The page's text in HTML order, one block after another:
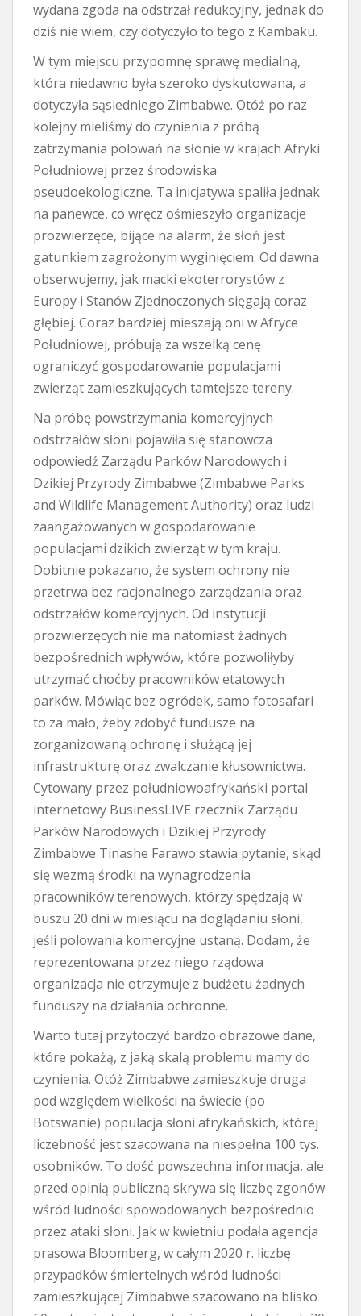
wydana zgoda na odstrzał redukcyjny, jednak do
dziś nie wiem, czy dotyczyło to tego z Kambaku.
W tym miejscu przypomnę sprawę medialną,
która niedawno była szeroko dyskutowana, a
dotyczyła sąsiedniego Zimbabwe. Otóż po raz
kolejny mieliśmy do czynienia z próbą
zatrzymania polowań na słonie w krajach Afryki
Południowej przez środowiska
pseudoekologiczne. Ta inicjatywa spaliła jednak
na panewce, co wręcz ośmieszyło organizacje
prozwierzęce, bijące na alarm, że słoń jest
gatunkiem zagrożonym wyginięciem. Od dawna
obserwujemy, jak macki ekoterrorystów z
Europy i Stanów Zjednoczonych sięgają coraz
głębiej. Coraz bardziej mieszają oni w Afryce
Południowej, próbują za wszelką cenę
ograniczyć gospodarowanie populacjami
zwierząt zamieszkujących tamtejsze tereny.
Na próbę powstrzymania komercyjnych
odstrzałów słoni pojawiła się stanowcza
odpowiedź Zarządu Parków Narodowych i
Dzikiej Przyrody Zimbabwe (Zimbabwe Parks
and Wildlife Management Authority) oraz ludzi
zaangażowanych w gospodarowanie
populacjami dzikich zwierząt w tym kraju.
Dobitnie pokazano, że system ochrony nie
przetrwa bez racjonalnego zarządzania oraz
odstrzałów komercyjnych. Od instytucji
prozwierzęcych nie ma natomiast żadnych
bezpośrednich wpływów, które pozwoliłyby
utrzymać choćby pracowników etatowych
parków. Mówiąc bez ogródek, samo fotosafari
to za mało, żeby zdobyć fundusze na
zorganizowaną ochronę i służącą jej
infrastrukturę oraz zwalczanie kłusownictwa.
Cytowany przez południowoafrykański portal
internetowy BusinessLIVE rzecznik Zarządu
Parków Narodowych i Dzikiej Przyrody
Zimbabwe Tinashe Farawo stawia pytanie, skąd
się wezmą środki na wynagrodzenia
pracowników terenowych, którzy spędzają w
buszu 20 dni w miesiącu na doglądaniu słoni,
jeśli polowania komercyjne ustaną. Dodam, że
reprezentowana przez niego rządowa
organizacja nie otrzymuje z budżetu żadnych
funduszy na działania ochronne.
Warto tutaj przytoczyć bardzo obrazowe dane,
które pokażą, z jaką skalą problemu mamy do
czynienia. Otóż Zimbabwe zamieszkuje druga
pod względem wielkości na świecie (po
Botswanie) populacja słoni afrykańskich, której
liczebność jest szacowana na niespełna 100 tys.
osobników. To dość powszechna informacja, ale
przed opinią publiczną skrywa się liczbę zgonów
wśród ludności spowodowanych bezpośrednio
przez ataki słoni. Jak w kwietniu podała agencja
prasowa Bloomberg, w całym 2020 r. liczbę
przypadków śmiertelnych wśród ludności
zamieszkującej Zimbabwe szacowano na blisko